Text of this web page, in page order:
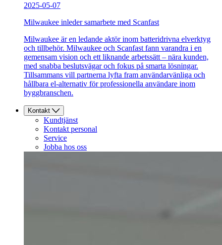
2025-05-07
Milwaukee inleder samarbete med Scanfast
Milwaukee är en ledande aktör inom batteridrivna elverktyg
och tillbehör. Milwaukee och Scanfast fann varandra i en
gemensam vision och ett liknande arbetssätt – nära kunden,
med snabba beslutsvägar och fokus på smarta lösningar.
Tillsammans vill partnerna lyfta fram användarvänliga och
hållbara el-alternativ för professionella användare inom
byggbranschen.
Kontakt
Kundtjänst
Kontakt personal
Service
Jobba hos oss